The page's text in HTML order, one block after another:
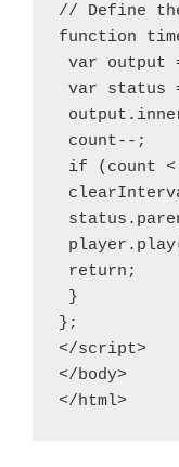
// Define
function
var output
var status
count--;
if (count
return;
}
};
</script>
</body>
</html>